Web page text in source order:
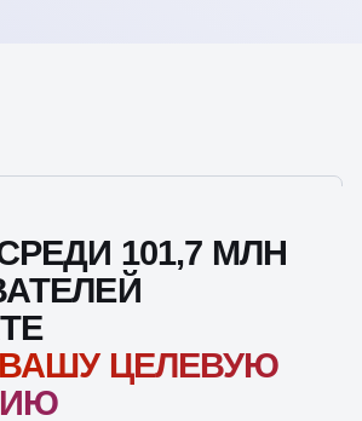
101,7 МЛН
ВАШУ ЦЕЛЕВУЮ